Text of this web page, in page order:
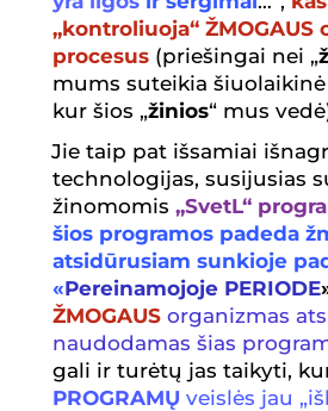
„kontroliuoja“ ŽMOGAUS
procesus (priešingai nei „
mums suteikia
kur šios „žinios“ mus
Jie taip pat išsamiai
technologijas, susijusias
žinomomis „SvetL“
šios programos padeda
atsidūrusiam sunkioje
«Pereinamojoje PERIODE
ŽMOGAUS organizmas
naudodamas šias
gali ir turėtų jas taikyti,
PROGRAMŲ veislės jau „iš